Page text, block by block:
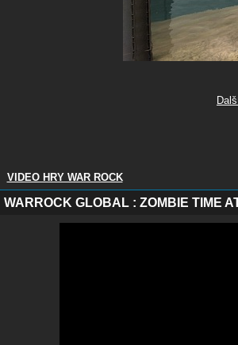
VIDEO HRY WAR ROCK
WARROCK GLOBAL : ZOMBIE TIME